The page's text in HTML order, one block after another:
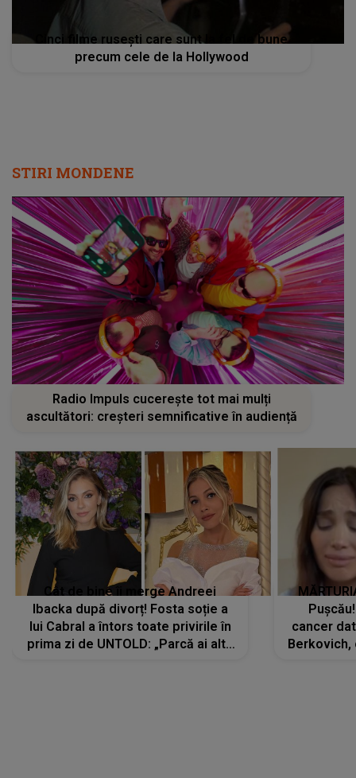
Cinci filme rusești care sunt la fel de bune
precum cele de la Hollywood
STIRI MONDENE
Radio Impuls cucerește tot mai mulți
ascultători: creșteri semnificative în audiență
Cât de bine îi merge Andreei
Ibacka după divorț! Fosta soție a
lui Cabral a întors toate privirile în
prima zi de UNTOLD: „Parcă ai altă
cancer
Berkovich,